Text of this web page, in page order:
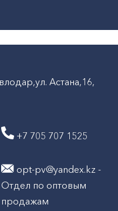
Астана,16,
+7 705 707 1525
opt-pv@yandex.kz -
Отдел по оптовым
продажам